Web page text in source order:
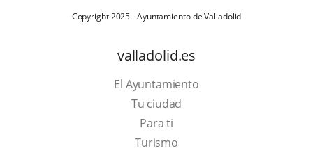
Copyright 2025 - Ayuntamiento de Valladolid
valladolid.es
El Ayuntamiento
Tu ciudad
Para ti
TurismoEste